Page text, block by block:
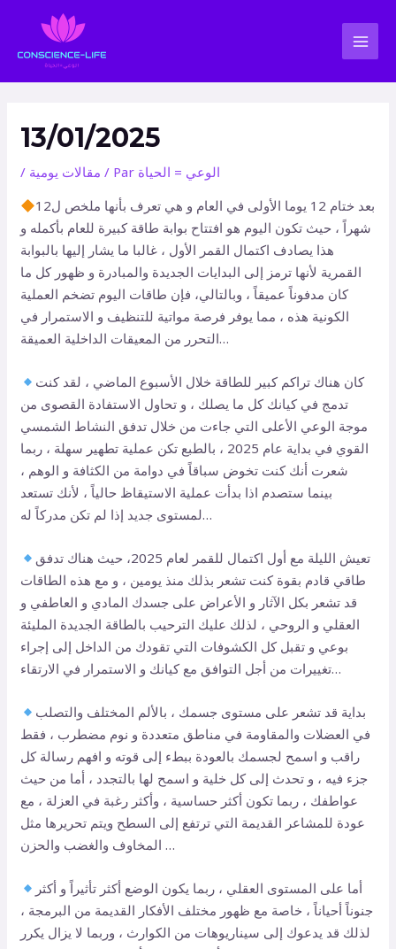
contenu
13/01/2025
/ مقالات يومية / Par الوعي = الحياة
بعد ختام 12 يوما الأولى في العام و هي تعرف بأنها ملخص ل12
شهراً ، حيث تكون اليوم هو افتتاح بوابة طاقة كبيرة للعام بأكمله و
هذا يصادف اكتمال القمر الأول ، غالبا ما يشار إليها بالبوابة
القمرية لأنها ترمز إلى البدايات الجديدة والمبادرة و ظهور كل ما
كان مدفوناً عميقاً ، وبالتالي، فإن طاقات اليوم تضخم العملية
الكونية هذه ، مما يوفر فرصة مواتية للتنظيف و الاستمرار في
التحرر من المعيقات الداخلية العميقة…
كان هناك تراكم كبير للطاقة خلال الأسبوع الماضي ، لقد كنت
تدمج في كيانك كل ما يصلك ، و تحاول الاستفادة القصوى من
موجة الوعي الأعلى التي جاءت من خلال تدفق النشاط الشمسي
القوي في بداية عام 2025 ، بالطبع تكن عملية تطهير سهلة ، ربما
شعرت أنك كنت تخوض سباقاً في دوامة من الكثافة و الوهم ،
بينما ستصدم اذا بدأت عملية الاستيقاظ حالياً ، لأنك تستعد
لمستوى جديد إذا لم تكن مدركاً له…
تعيش الليلة مع أول اكتمال للقمر لعام 2025، حيث هناك تدفق
طاقي قادم بقوة كنت تشعر بذلك منذ يومين ، و مع هذه الطاقات
قد تشعر بكل الآثار و الأعراض على جسدك المادي و العاطفي و
العقلي و الروحي ، لذلك عليك الترحيب بالطاقة الجديدة المليئة
بوعي و تقبل كل الكشوفات التي تقودك من الداخل إلى إجراء
تغييرات من أجل التوافق مع كيانك و الاستمرار في الارتقاء…
بداية قد تشعر على مستوى جسمك ، بالألم المختلف والتصلب
في العضلات والمقاومة في مناطق متعددة و نوم مضطرب ، فقط
راقب و اسمح لجسمك بالعودة ببطء إلى قوته و افهم رسالة كل
جزء فيه ، و تحدث إلى كل خلية و اسمح لها بالتجدد ، أما من حيث
عواطفك ، ربما تكون أكثر حساسية ، وأكثر رغبة في العزلة ، مع
عودة للمشاعر القديمة التي ترتفع إلى السطح ويتم تحريرها مثل
المخاوف والغضب والحزن …
أما على المستوى العقلي ، ربما يكون الوضع أكثر تأثيراً و أكثر
جنوناً أحياناً ، خاصة مع ظهور مختلف الأفكار القديمة من البرمجة ،
لذلك قد يدعوك إلى سيناريوهات من الكوارث ، وربما لا يزال يكرر
Navigation
articles